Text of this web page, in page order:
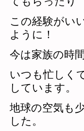
この経験がい
ように！
今は家族の時
いつも忙しく
しています。
地球の空気も
した。